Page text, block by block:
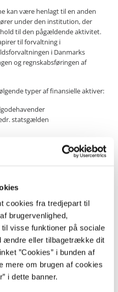
cookies fra tredjepart til
brugervenlighed,
visse funktioner på sociale
ændre eller tilbagetrække dit
”Cookies” i bunden af
mere om brugen af cookies
i dette banner.
kan være henlagt til en anden
under den institution, der
til den pågældende aktivitet.
til forvaltning i
i Danmarks
og regnskabsføringen af
typer af finansielle aktiver:
statsgælden
hver gruppe af aktiver for at kunne
på bevillingslovene.
Vejledning